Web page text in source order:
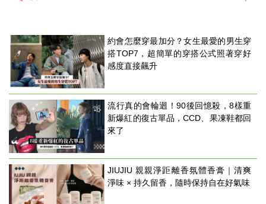
約會怎麼穿最加分？女生最愛的男生穿
搭TOP7，超簡單的穿搭公式照著穿好
感度直接飆升
流行真的會輪迴！90後回憶殺，8樣重
新爆紅的復古單品，CCD、果凍鞋都回
來了
JIUJIU 親親淨距離香氛體香膏｜清爽
淨味 × 持久留香，隨時保持自在好氣味